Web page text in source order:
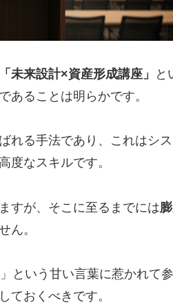
「未来設計×資産形成講座」
と
あることは明らかです。
れる手法であり、これはシ
高度なスキルです。
すが、そこに至るまでには
ん。
という甘い言葉に惹かれて参
ておくべきです。